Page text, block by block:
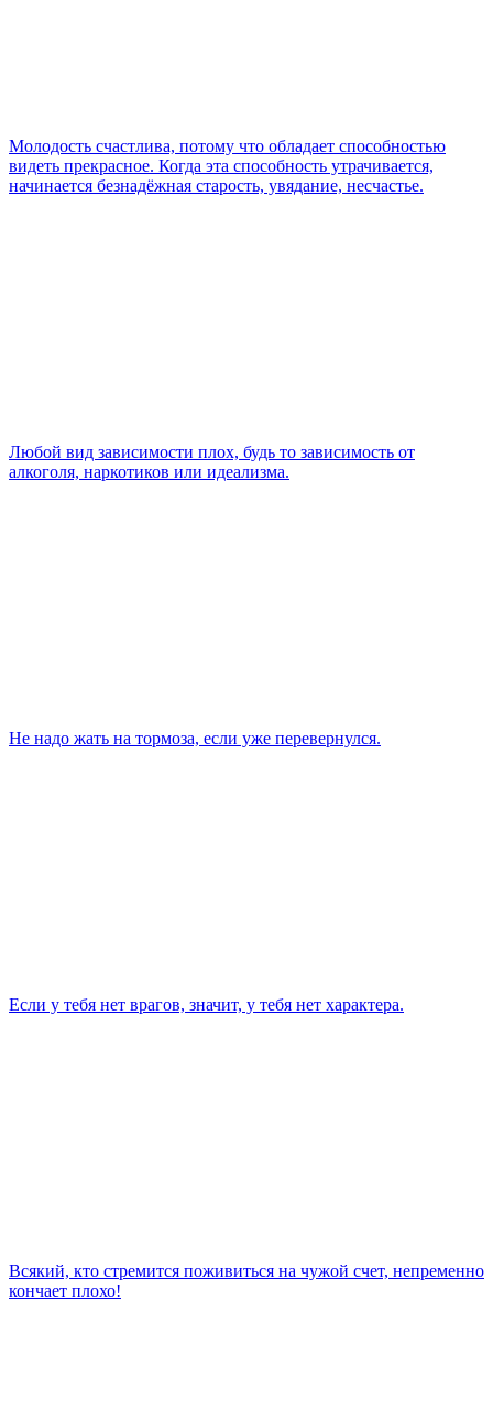
Молодость счастлива, потому что обладает способностью
видеть прекрасное. Когда эта способность утрачивается,
начинается безнадёжная старость, увядание, несчастье.
Любой вид зависимости плох, будь то зависимость от
алкоголя, наркотиков или идеализма.
Не надо жать на тормоза, если уже перевернулся.
Если у тебя нет врагов, значит, у тебя нет характера.
Всякий, кто стремится поживиться на чужой счет, непременно
кончает плохо!